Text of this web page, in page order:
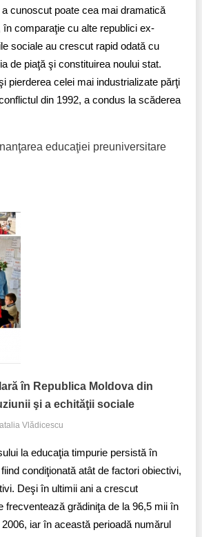
cunoscut poate cea mai dramatică
în comparaţie cu alte republici ex-
sociale au crescut rapid odată cu
de piaţă şi constituirea noului stat.
pierderea celei mai industrializate părţi
din 1992, a condus la scăderea
educaţiei preuniversitare
în Republica Moldova din
şi a echităţii sociale
Vlădicescu
la educaţia timpurie persistă în
condiţionată atât de factori obiectivi,
Deşi în ultimii ani a crescut
frecventează grădiniţa de la 96,5 mii în
iar în această perioadă numărul